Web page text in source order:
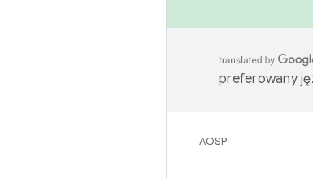
preferowany
AOSP